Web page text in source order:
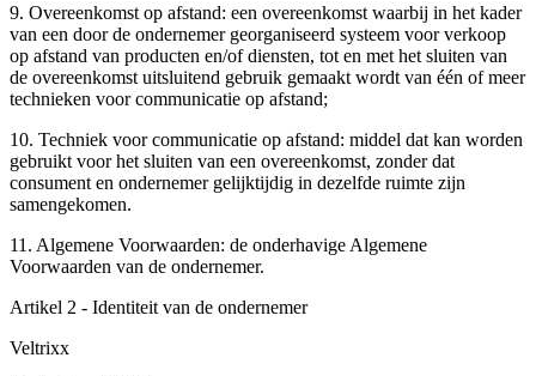
9. Overeenkomst op afstand: een overeenkomst waarbij in het kader
van een door de ondernemer georganiseerd systeem voor verkoop
op afstand van producten en/of diensten, tot en met het sluiten van
de overeenkomst uitsluitend gebruik gemaakt wordt van één of meer
technieken voor communicatie op afstand;
10. Techniek voor communicatie op afstand: middel dat kan worden
gebruikt voor het sluiten van een overeenkomst, zonder dat
consument en ondernemer gelijktijdig in dezelfde ruimte zijn
samengekomen.
11. Algemene Voorwaarden: de onderhavige Algemene
Voorwaarden van de ondernemer.
Artikel 2 - Identiteit van de ondernemer
Veltrixx